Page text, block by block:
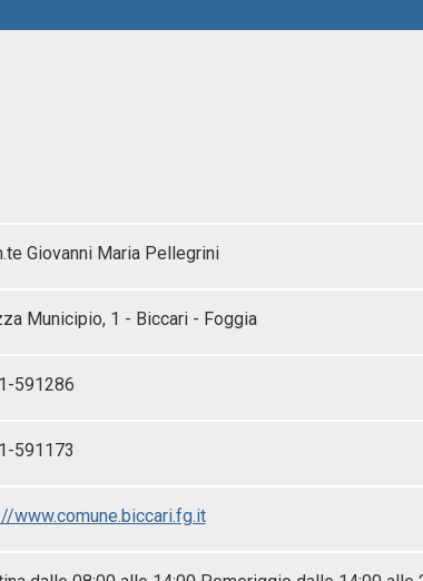
Giovanni Maria Pellegrini
Municipio, 1 - Biccari - Foggia
591286
591173
www.comune.biccari.fg.it